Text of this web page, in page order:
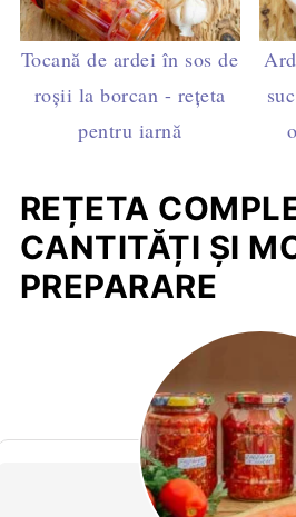
Tocană de ardei în sos de
roșii la borcan - rețeta
pentru iarnă
REȚETA
CANTITĂȚI ȘI
PREPARARE